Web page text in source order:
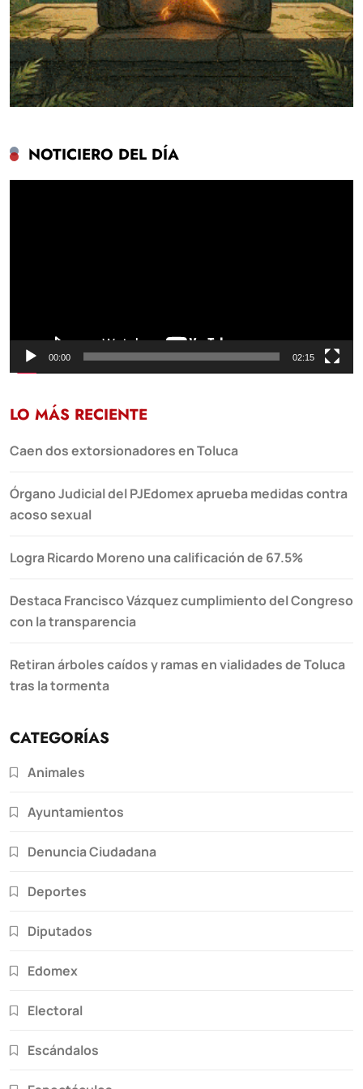
NOTICIERO DEL DÍA
00:00 02:15
LO MÁS RECIENTE
Caen dos extorsionadores en Toluca
Órgano Judicial del PJEdomex aprueba medidas contra
acoso sexual
Logra Ricardo Moreno una calificación de 67.5%
Destaca Francisco Vázquez cumplimiento del Congreso
con la transparencia
Retiran árboles caídos y ramas en vialidades de Toluca
tras la tormenta
CATEGORÍAS
Animales
Ayuntamientos
Denuncia Ciudadana
Deportes
Diputados
Edomex
Electoral
Escándalos